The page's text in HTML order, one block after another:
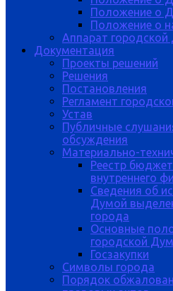
Положение о
Положение о
Аппарат
Документация
Проекты решений
Решения
Постановления
Регламент
Устав
Публичные
обсуждения
Материально-
Реестр
внутреннего
Сведения об
Думой
города
Основные
городской
Госзакупки
Символы города
Порядок